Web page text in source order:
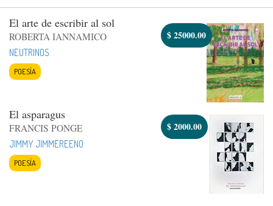
El arte de escribir al sol
ROBERTA IANNAMICO
NEUTRINOS
POESÍA
$25000.00
El asparagus
FRANCIS PONGE
JIMMY JIMMEREENO
POESÍA
$2000.00